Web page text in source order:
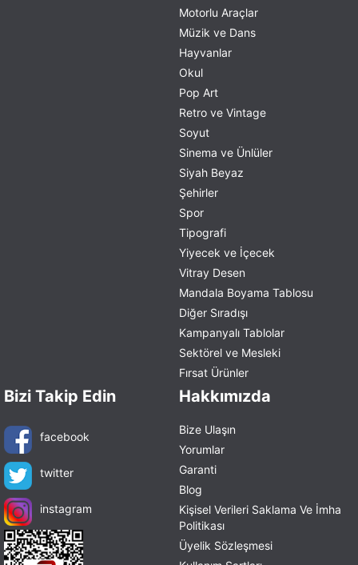
Motorlu Araçlar
Müzik ve Dans
Hayvanlar
Okul
Pop Art
Retro ve Vintage
Soyut
Sinema ve Ünlüler
Siyah Beyaz
Şehirler
Spor
Tipografi
Yiyecek ve İçecek
Vitray Desen
Mandala Boyama Tablosu
Diğer Sıradışı
Kampanyalı Tablolar
Sektörel ve Mesleki
Fırsat Ürünler
Bizi Takip Edin
facebook
twitter
instagram
Hakkımızda
Bize Ulaşın
Yorumlar
Garanti
Blog
Kişisel Verileri Saklama Ve İmha
Politikası
Üyelik Sözleşmesi